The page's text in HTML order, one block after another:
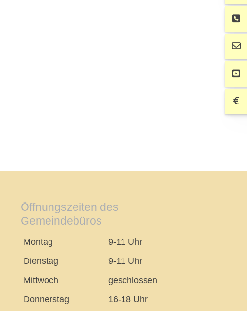
Öffnungszeiten des
Gemeindebüros
Montag
9-11 Uhr
Dienstag
9-11 Uhr
Mittwoch
geschlossen
Donnerstag
16-18 Uhr